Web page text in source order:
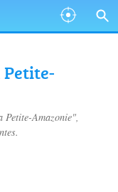
Petite-Amazonie",